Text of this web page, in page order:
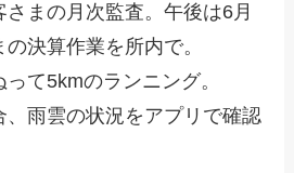
まの月次監査。午後は6月
決算作業を所内で。
て5kmのランニング。
、雨雲の状況をアプリで確認